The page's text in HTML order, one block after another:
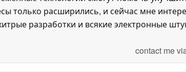
только расширились, и сейчас мне
разработки и всякие электронные
contact me